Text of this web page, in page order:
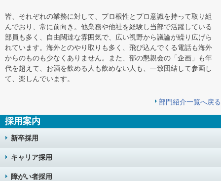
皆、それぞれの業務に対して、プロ根性とプロ意識を持って取り組
んでおり、常に前向き。他業務や他社を経験し当部で活躍している
部員も多く、自由闊達な雰囲気で、広い視野から議論が繰り広げら
れています。海外とのやり取りも多く、飛び込んでくる電話も海外
からのものも少なくありません。また、部の懇親会の「企画」も年
代を超えて、お酒を飲める人も飲めない人も、一致団結して参画し
て、楽しんでいます。
部門紹介一覧へ戻る
採用案内
新卒採用
キャリア採用
障がい者採用